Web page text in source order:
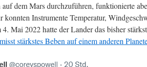
auf dem Mars durchzuführen, funktionierte
konnten Instrumente Temperatur,
4. Mai 2022 hatte der Lander das bisher
stärkstes Beben auf einem anderen